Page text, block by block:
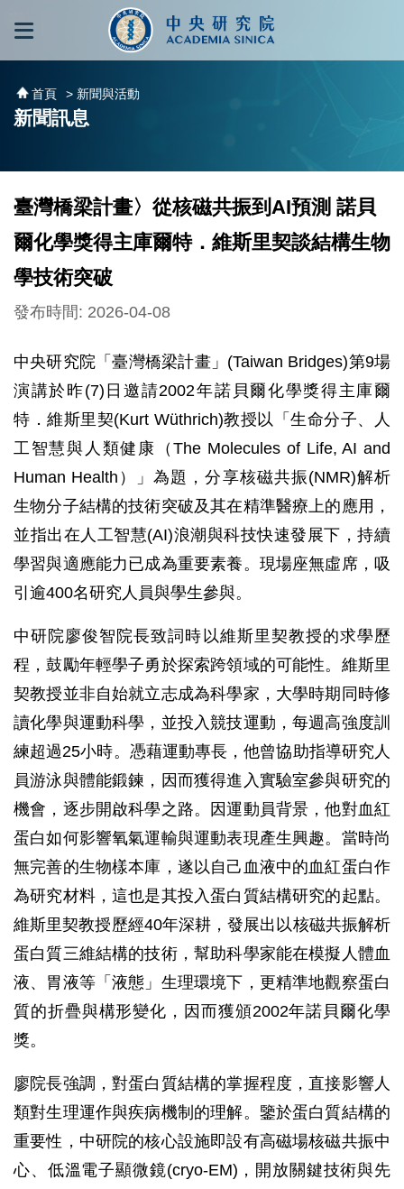
跳到主要內容區塊
首頁 > 新聞與活動
新聞訊息
臺灣橋梁計畫〉從核磁共振到AI預測 諾貝
爾化學獎得主庫爾特．維斯里契談結構生物
學技術突破
發布時間: 2026-04-08
中央研究院「臺灣橋梁計畫」(Taiwan Bridges)第9場
演講於昨(7)日邀請2002年諾貝爾化學獎得主庫爾
特．維斯里契(Kurt Wüthrich)教授以「生命分子、人
工智慧與人類健康（The Molecules of Life, AI and
Human Health）」為題，分享核磁共振(NMR)解析
生物分子結構的技術突破及其在精準醫療上的應用，
並指出在人工智慧(AI)浪潮與科技快速發展下，持續
學習與適應能力已成為重要素養。現場座無虛席，吸
引逾400名研究人員與學生參與。
中研院廖俊智院長致詞時以維斯里契教授的求學歷
程，鼓勵年輕學子勇於探索跨領域的可能性。維斯里
契教授並非自始就立志成為科學家，大學時期同時修
讀化學與運動科學，並投入競技運動，每週高強度訓
練超過25小時。憑藉運動專長，他曾協助指導研究人
員游泳與體能鍛鍊，因而獲得進入實驗室參與研究的
機會，逐步開啟科學之路。因運動員背景，他對血紅
蛋白如何影響氧氣運輸與運動表現產生興趣。當時尚
無完善的生物樣本庫，遂以自己血液中的血紅蛋白作
為研究材料，這也是其投入蛋白質結構研究的起點。
維斯里契教授歷經40年深耕，發展出以核磁共振解析
蛋白質三維結構的技術，幫助科學家能在模擬人體血
液、胃液等「液態」生理環境下，更精準地觀察蛋白
質的折疊與構形變化，因而獲頒2002年諾貝爾化學
獎。
廖院長強調，對蛋白質結構的掌握程度，直接影響人
類對生理運作與疾病機制的理解。鑒於蛋白質結構的
重要性，中研院的核心設施即設有高磁場核磁共振中
心、低溫電子顯微鏡(cryo-EM)，開放關鍵技術與先